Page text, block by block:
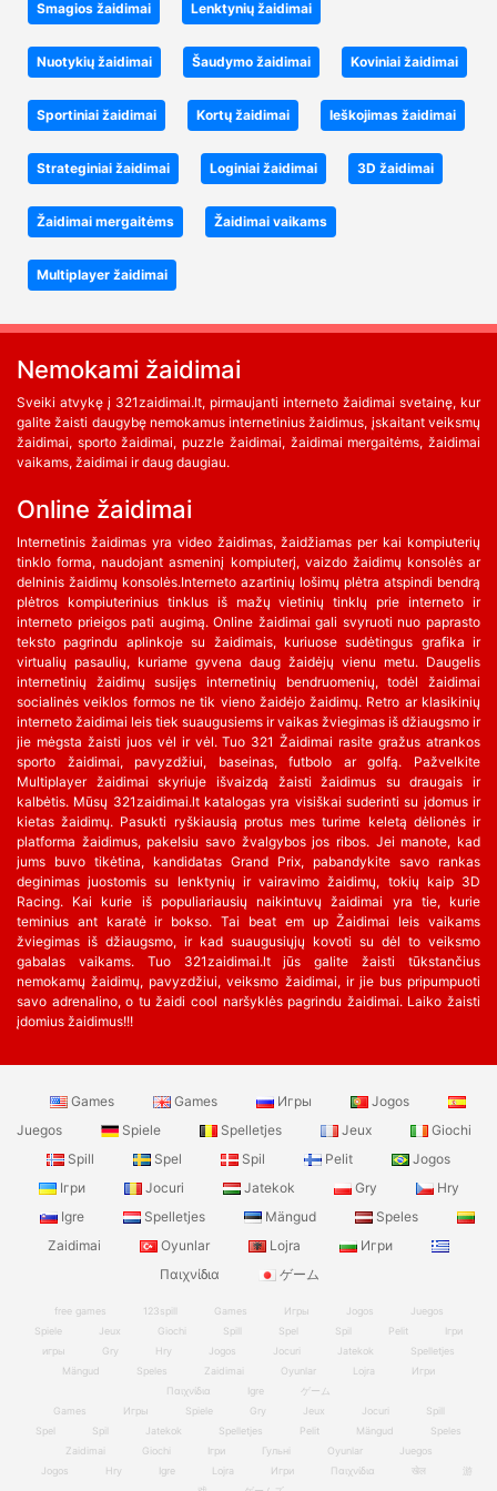
Smagios žaidimai Lenktynių žaidimai
Nuotykių žaidimai Šaudymo žaidimai Koviniai žaidimai
Sportiniai žaidimai Kortų žaidimai Ieškojimas žaidimai
Strateginiai žaidimai Loginiai žaidimai 3D žaidimai
Žaidimai mergaitėms Žaidimai vaikams
Multiplayer žaidimai
Nemokami žaidimai
Sveiki atvykę į 321zaidimai.lt, pirmaujanti interneto žaidimai svetainę, kur
galite žaisti daugybę nemokamus internetinius žaidimus, įskaitant veiksmų
žaidimai, sporto žaidimai, puzzle žaidimai, žaidimai mergaitėms, žaidimai
vaikams, žaidimai ir daug daugiau.
Online žaidimai
Internetinis žaidimas yra video žaidimas, žaidžiamas per kai kompiuterių
tinklo forma, naudojant asmeninį kompiuterį, vaizdo žaidimų konsolės ar
delninis žaidimų konsolės.Interneto azartinių lošimų plėtra atspindi bendrą
plėtros kompiuterinius tinklus iš mažų vietinių tinklų prie interneto ir
interneto prieigos pati augimą. Online žaidimai gali svyruoti nuo paprasto
teksto pagrindu aplinkoje su žaidimais, kuriuose sudėtingus grafika ir
virtualių pasaulių, kuriame gyvena daug žaidėjų vienu metu. Daugelis
internetinių žaidimų susijęs internetinių bendruomenių, todėl žaidimai
socialinės veiklos formos ne tik vieno žaidėjo žaidimų. Retro ar klasikinių
interneto žaidimai leis tiek suaugusiems ir vaikas žviegimas iš džiaugsmo ir
jie mėgsta žaisti juos vėl ir vėl. Tuo 321 Žaidimai rasite gražus atrankos
sporto žaidimai, pavyzdžiui, baseinas, futbolo ar golfą. Pažvelkite
Multiplayer žaidimai skyriuje išvaizdą žaisti žaidimus su draugais ir
kalbėtis. Mūsų 321zaidimai.lt katalogas yra visiškai suderinti su įdomus ir
kietas žaidimų. Pasukti ryškiausią protus mes turime keletą dėlionės ir
platforma žaidimus, pakelsiu savo žvalgybos jos ribos. Jei manote, kad
jums buvo tikėtina, kandidatas Grand Prix, pabandykite savo rankas
deginimas juostomis su lenktynių ir vairavimo žaidimų, tokių kaip 3D
Racing. Kai kurie iš populiariausių naikintuvų žaidimai yra tie, kurie
teminius ant karatė ir bokso. Tai beat em up Žaidimai leis vaikams
žviegimas iš džiaugsmo, ir kad suaugusiųjų kovoti su dėl to veiksmo
gabalas vaikams. Tuo 321zaidimai.lt jūs galite žaisti tūkstančius
nemokamų žaidimų, pavyzdžiui, veiksmo žaidimai, ir jie bus pripumpuoti
savo adrenalino, o tu žaidi cool naršyklės pagrindu žaidimai. Laiko žaisti
įdomius žaidimus!!!
Games Games Игры
Jogos
Juegos
Spiele Spelletjes Jeux
Giochi
Spill
Spel Spil Pelit
Jogos
Ігри
Jocuri Jatekok Gry
Hry
Igre
Spelletjes Mängud
Speles
Zaidimai
Oyunlar Lojra
Игри
Παιχνίδια
ゲーム
free games 123spill Games Игры Jogos
Juegos
Spiele
Jeux Giochi Spill Spel Spil Pelit
Ігри
игры
Gry Hry Jogos Jocuri Jatekok
Spelletjes
Mängud
Speles Zaidimai Oyunlar Lojra
Игри
Παιχνίδια
Igre
ゲーム
Games
Игры Spiele Gry Jeux Jocuri
Spill
Spel
Spil Jatekok Spelletjes Pelit Mängud
Speles
Zaidimai
Giochi Ігри Гульні Oyunlar
Juegos
Jogos
Hry Igre Lojra Игри Παιχνίδια खेल
游